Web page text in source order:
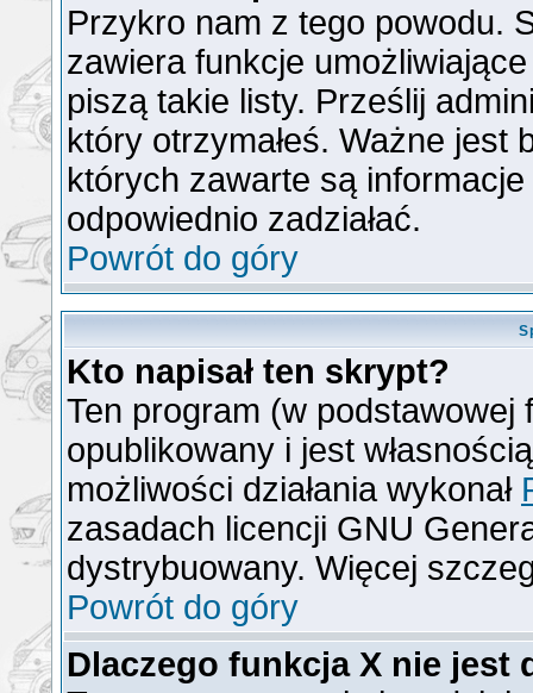
Przykro nam z tego powodu.
zawiera funkcje
piszą takie listy. Prześlij
który otrzymałeś. Ważne jest
których zawarte są
odpowiednio zadziałać.
Powrót do góry
Kto napisał ten skrypt?
Ten program (w podstawowej
opublikowany i jest
możliwości działania wykonał
zasadach licencji GNU
dystrybuowany. Więcej
Powrót do góry
Dlaczego funkcja X nie jest